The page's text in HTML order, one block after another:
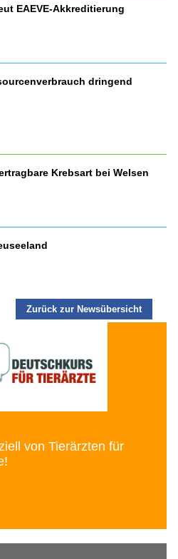
EAEVE-Akkreditierung
dringend
Krebsart bei Welsen
Zurück zur Newsübersicht
von Tierärzten für